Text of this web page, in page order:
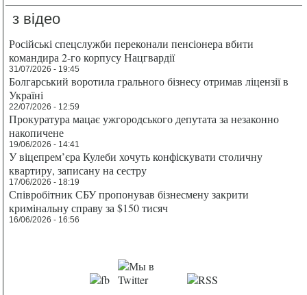
з відео
Російські спецслужби переконали пенсіонера вбити
командира 2-го корпусу Нацгвардії
31/07/2026 - 19:45
Болгарський воротила грального бізнесу отримав ліцензії в
Україні
22/07/2026 - 12:59
Прокуратура мацає ужгородського депутата за незаконно
накопичене
19/06/2026 - 14:41
У віцепрем’єра Кулеби хочуть конфіскувати столичну
квартиру, записану на сестру
17/06/2026 - 18:19
Співробітник СБУ пропонував бізнесмену закрити
кримінальну справу за $150 тисяч
16/06/2026 - 16:56